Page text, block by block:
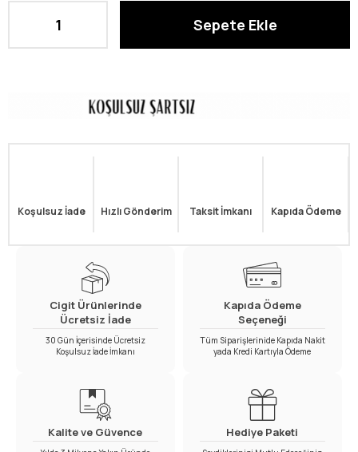
Koşulsuz İade Hızlı Gönderim Taksit İmkanı Kapıda Ödeme
Cigit Ürünlerinde
Ücretsiz İade
30 Gün İçerisinde Ücretsiz
Koşulsuz İade İmkanı
Kapıda Ödeme
Seçeneği
Tüm Siparişlerinide Kapıda Nakit
yada Kredi Kartıyla Ödeme
Kalite ve Güvence Hediye Paketi